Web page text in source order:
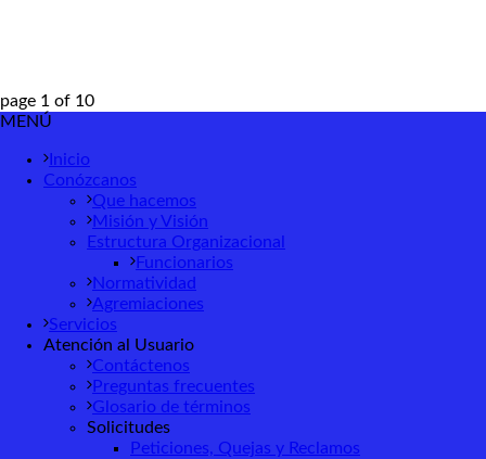
page 1 of 10
MENÚ
Inicio
Conózcanos
Que hacemos
Misión y Visión
Estructura Organizacional
Funcionarios
Normatividad
Agremiaciones
Servicios
Atención al Usuario
Contáctenos
Preguntas frecuentes
Glosario de términos
Solicitudes
Peticiones, Quejas y Reclamos